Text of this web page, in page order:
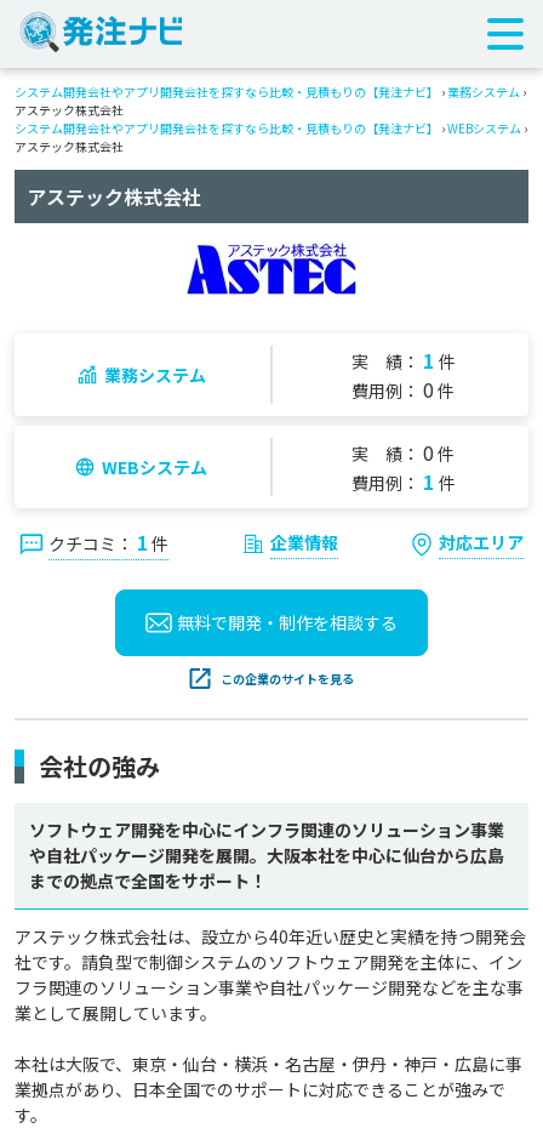
システム開発会社やアプリ開発会社を探すなら比較・見積もりの【発注ナビ】 › 業務システム ›
アステック株式会社
システム開発会社やアプリ開発会社を探すなら比較・見積もりの【発注ナビ】
›WEBシステム ›
アステック株式会社
アステック株式会社
業務システム
実 績： 1 件
費用例： 0 件
WEBシステム
実 績： 0 件
費用例： 1 件
クチコミ： 1 件 企業情報 対応エリア
無料で開発・制作を相談する
この企業のサイトを見る
会社の強み
ソフトウェア開発を中心にインフラ関連のソリューション事業
や自社パッケージ開発を展開。大阪本社を中心に仙台から広島
までの拠点で全国をサポート！
アステック株式会社は、設立から40年近い歴史と実績を持つ開発会
社です。請負型で制御システムのソフトウェア開発を主体に、イン
フラ関連のソリューション事業や自社パッケージ開発などを主な事
業として展開しています。
本社は大阪で、東京・仙台・横浜・名古屋・伊丹・神戸・広島に事
業拠点があり、日本全国でのサポートに対応できることが強みで
す。